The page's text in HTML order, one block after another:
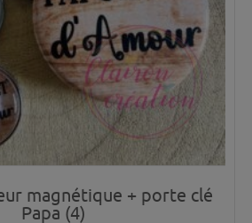
magnétique + porte clé
Papa (4)